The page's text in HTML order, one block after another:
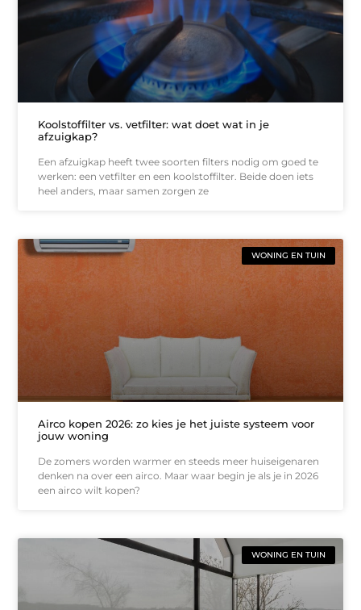
Koolstoffilter vs. vetfilter: wat doet wat in je
afzuigkap?
Een afzuigkap heeft twee soorten filters nodig om goed te
werken: een vetfilter en een koolstoffilter. Beide doen iets
heel anders, maar samen zorgen ze
WONING EN TUIN
Airco kopen 2026: zo kies je het juiste systeem voor
jouw woning
De zomers worden warmer en steeds meer huiseigenaren
denken na over een airco. Maar waar begin je als je in 2026
een airco wilt kopen?
WONING EN TUIN